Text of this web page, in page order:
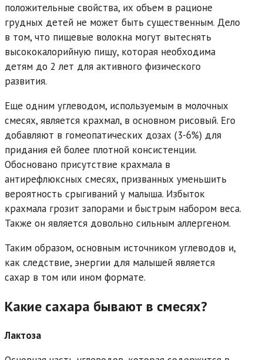
положительные свойства, их объем в рационе
грудных детей не может быть существенным. Дело
в том, что пищевые волокна могут вытеснять
высококалорийную пищу, которая необходима
детям до 2 лет для активного физического
развития.
Еще одним углеводом, используемым в молочных
смесях, является крахмал, в основном рисовый. Его
добавляют в гомеопатических дозах (3-6%) для
придания ей более плотной консистенции.
Обосновано присутствие крахмала в
антирефлюксных смесях, призванных уменьшить
вероятность срыгиваний у малыша. Избыток
крахмала грозит запорами и быстрым набором веса.
Также он является довольно сильным аллергеном.
Таким образом, основным источником углеводов и,
как следствие, энергии для малышей является
сахар в том или ином формате.
Какие сахара бывают в смесях?
Лактоза